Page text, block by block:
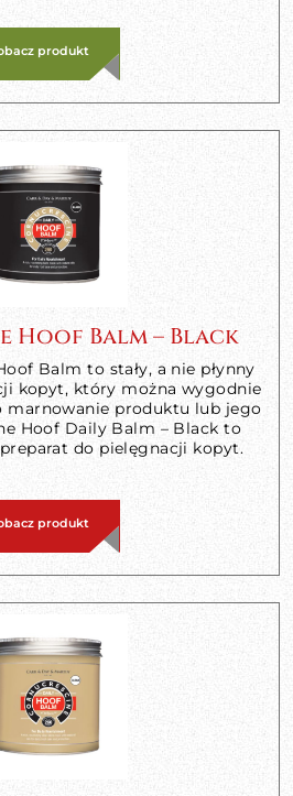
produkt
Hoof Balm – Black
Balm to stały, a nie płynny
kopyt, który można wygodnie
marnowanie produktu lub jego
Hoof Daily Balm – Black to
do pielęgnacji kopyt.
produkt